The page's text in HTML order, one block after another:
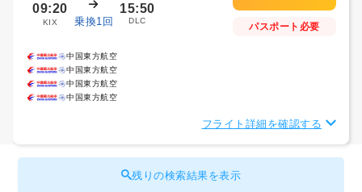
09:20
KIX 乗換1回
15:50
DLC
パスポート必要
中国東方航空
中国東方航空
中国東方航空
中国東方航空
フライト詳細を確認する
残りの検索結果を表示